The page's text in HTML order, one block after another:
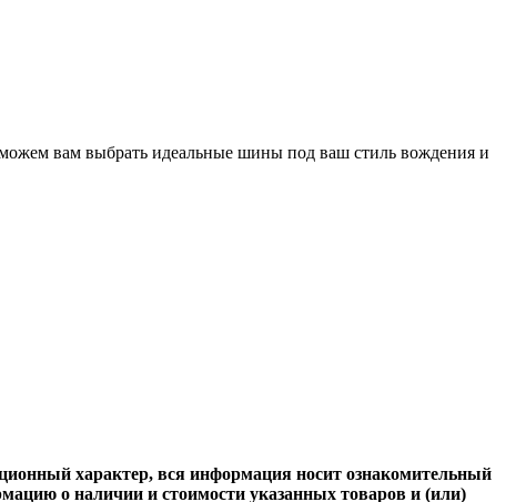
вам выбрать идеальные шины под ваш стиль вождения и
характер, вся информация носит ознакомительный
о наличии и стоимости указанных товаров и (или)